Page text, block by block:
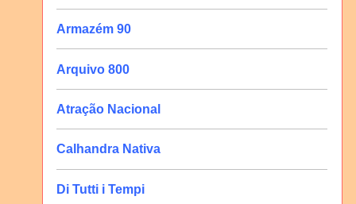
Armazém 90
Arquivo 800
Atração Nacional
Calhandra Nativa
Di Tutti i Tempi